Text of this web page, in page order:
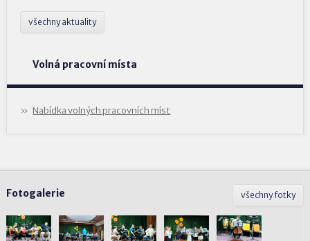
všechny aktuality
Volná pracovní místa
Nabídka volných pracovních míst
všechny fotky
Fotogalerie